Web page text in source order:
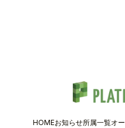
HOMEお知らせ所属一覧オ